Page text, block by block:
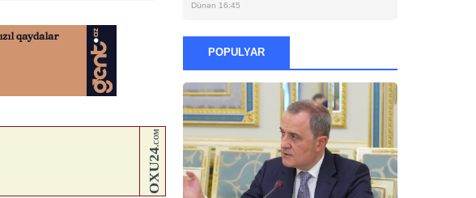
Dünən 16:45
POPULYAR